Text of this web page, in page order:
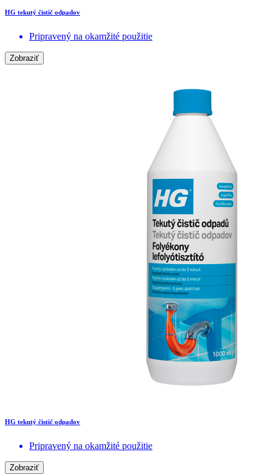
HG tekutý čistič odpadov
Pripravený na okamžité použitie
Zobraziť
HG tekutý čistič odpadov
Pripravený na okamžité použitie
Zobraziť